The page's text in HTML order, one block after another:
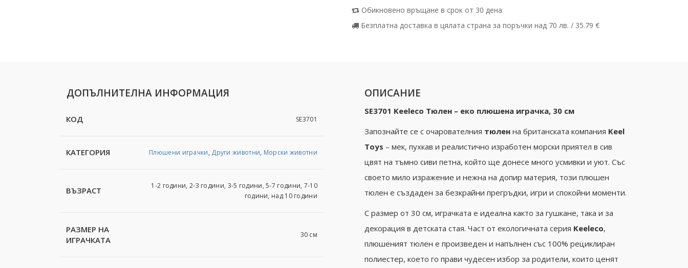
Обикновено връщане в срок от 30 дена
Безплатна доставка в цялата страна за поръчки над 70 лв. / 35.79 €
ДОПЪЛНИТЕЛНА ИНФОРМАЦИЯ
КОД SE3701
КАТЕГОРИЯ Плюшени играчки, Други животни, Морски животни
ВЪЗРАСТ
1-2 години, 2-3 години, 3-5 години, 5-7 години, 7-10
години, над 10 години
РАЗМЕР НА
ИГРАЧКАТА
30 см
ОПИСАНИЕ
SE3701 Keeleco Тюлен – еко плюшена играчка, 30 см
Запознайте се с очарователния тюлен на британската компания Keel
Toys – мек, пухкав и реалистично изработен морски приятел в сив
цвят на тъмно сиви петна, който ще донесе много усмивки и уют. Със
своето мило изражение и нежна на допир материя, този плюшен
тюлен е създаден за безкрайни прегръдки, игри и спокойни моменти.
С размер от 30 см, играчката е идеална както за гушкане, така и за
декорация в детската стая. Част от екологичната серия Keeleco,
плюшеният тюлен е произведен и напълнен със 100% рециклиран
полиестер, което го прави чудесен избор за родители, които ценят